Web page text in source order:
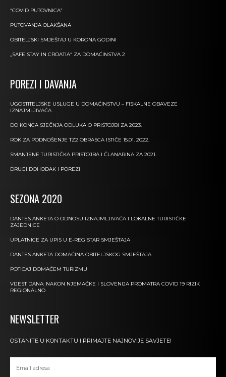
“COVID PUTOVNICA”
PUTOVANJA OLAKŠANA
OBITELJSKI SMJEŠTAJ U KORONA GODINI
„SAFE STAY IN CROATIA“ ZA DOMAĆINSTVA 2
POREZI I DAVANJA
UGOSTITELJSKE USLUGE U DOMAĆINSTVU – FISKALNE OBAVEZE
IZNAJMLJIVAČA
DO KONCA SJEČNJA ODLUKA O PRISTOJBI ZA 2023.
ROK ZA PODNOŠENJE TZ2 OBRASCA ISTIČE 15.01. 2022.
SMANJENE TURISTIČKA PRISTOJBA I ČLANARINA ZA 2021.
DRUGI DOHODAK I POREZI
SEZONA 2020
DANTES ANKETA O ODNOSU IZNAJMLJIVAČA I LOKALNE TURISTIČKE
ZAJEDNICE
UPLATNICE ZA UPIS U E-REGISTAR SMJEŠTAJA
DANTES ANKETA DOMAĆINA OBITELJSKOG SMJEŠTAJA
POTICAJ DOMAĆEM TURIZMU
VIJEST DANA: NAKON NJEMAČKE I SLOVENIJA PROMATRA COVID 19 RIZIK
REGIONALNO
NEWSLETTER
OSTANITE U KONTAKTU I PRIMAJTE NAJNOVIJE SAVJETE!